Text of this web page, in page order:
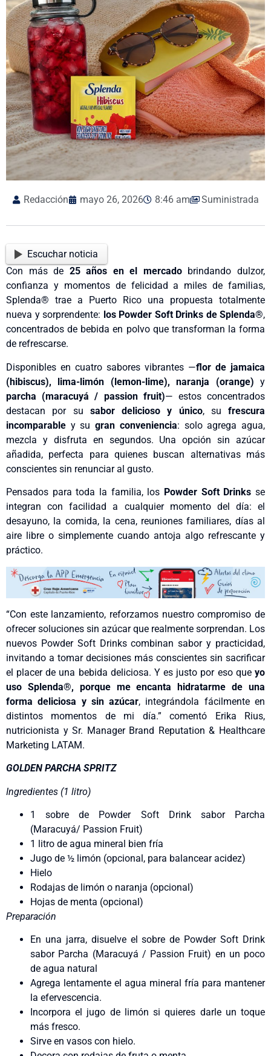
Redacción mayo 26, 2026 8:46 am Suministrada
Escuchar noticia
Con más de 25 años en el mercadobrindando dulzor,
confianza y momentos de felicidad a miles de familias,
Splenda® trae a Puerto Rico una propuesta totalmente
nueva y sorprendente: los Powder Soft Drinks de Splenda®,
concentrados de bebida en polvo que transforman la forma
de refrescarse.
Disponibles en cuatro sabores vibrantes —flor de jamaica
(hibiscus), lima-limón (lemon-lime), naranja (orange) y
parcha (maracuyá / passion fruit)— estos concentrados
destacan por su sabor delicioso y único, su frescura
incomparable y sugran conveniencia: solo agrega agua,
mezcla y disfruta en segundos. Una opción sin azúcar
añadida, perfecta para quienes buscan alternativas más
conscientes sin renunciar al gusto.
Pensados para toda la familia, los Powder Soft Drinks se
integran con facilidad a cualquier momento del día: el
desayuno, la comida, la cena, reuniones familiares, días al
aire libre o simplemente cuando antoja algo refrescante y
práctico.
“Con este lanzamiento, reforzamos nuestro compromiso de
ofrecer soluciones sin azúcar que realmente sorprendan. Los
nuevos Powder Soft Drinks combinan sabor y practicidad,
invitando a tomar decisiones más conscientes sin sacrificar
el placer de una bebida deliciosa. Y es justo por eso que yo
uso Splenda®, porque me encanta hidratarme de una
forma deliciosa y sin azúcar, integrándola fácilmente en
distintos momentos de mi día.” comentó Erika Rius,
nutricionista y Sr. Manager Brand Reputation & Healthcare
Marketing LATAM.
GOLDEN PARCHA SPRITZ
Ingredientes (1 litro)
1 sobre de Powder Soft Drink sabor Parcha
(Maracuyá/ Passion Fruit)
1 litro de agua mineral bien fría
Jugo de ½ limón (opcional, para balancear acidez)
Hielo
Rodajas de limón o naranja (opcional)
Hojas de menta (opcional)
Preparación
En una jarra, disuelve el sobre de Powder Soft Drink
sabor Parcha (Maracuyá / Passion Fruit) en un poco
de agua natural
Agrega lentamente el agua mineral fría para mantener
la efervescencia.
Incorpora el jugo de limón si quieres darle un toque
más fresco.
Sirve en vasos con hielo.